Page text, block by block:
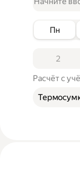
Пн
2
Расчёт с